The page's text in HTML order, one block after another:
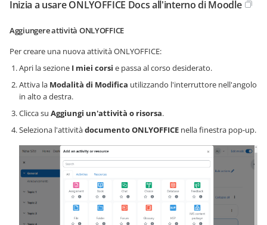
Inizia a usare ONLYOFFICE Docs all'interno di Moodle
Aggiungere attività ONLYOFFICE
Per creare una nuova attività ONLYOFFICE:
Apri la sezione I miei corsi e passa al corso desiderato.
Attiva la Modalità di Modifica utilizzando l'interruttore nell'angolo
in alto a destra.
Clicca su Aggiungi un'attività o risorsa.
Seleziona l'attivitàdocumento ONLYOFFICE nella finestra pop-up.